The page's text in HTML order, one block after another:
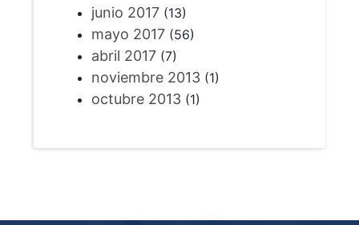
junio 2017(13)
mayo 2017(56)
abril 2017(7)
noviembre 2013(1)
octubre 2013(1)